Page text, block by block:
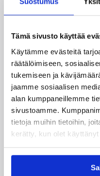
Tämä sivusto käyttää
Käytämme evästeitä
räätälöimiseen,
tukemiseen ja
jaamme sosiaalisen
alan kumppaneillemme
sivustoamme.
tietoja muihin tietoihin,
kerätty, kun olet
Katso myös